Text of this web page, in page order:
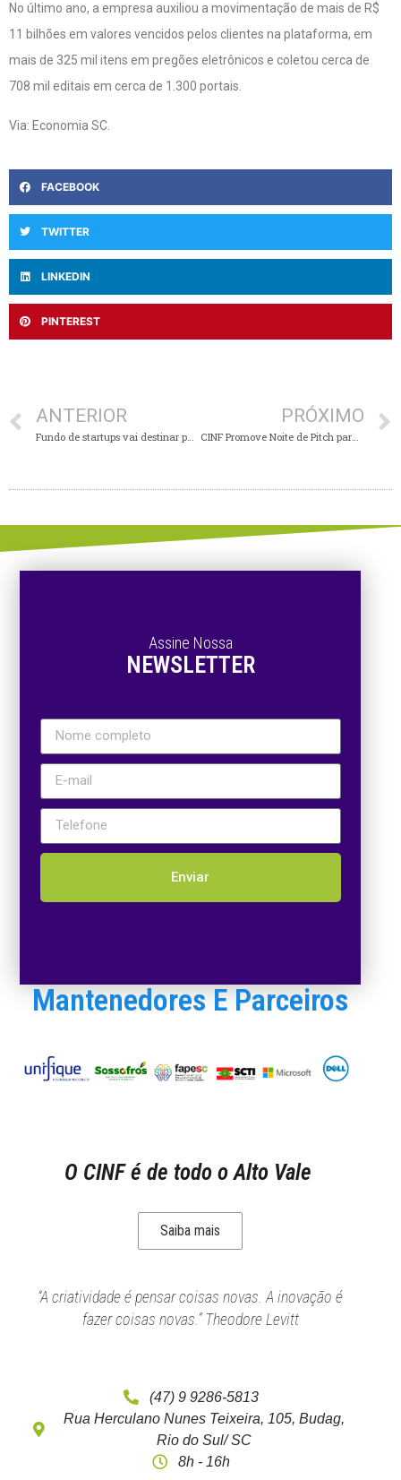
No último ano, a empresa auxiliou a movimentação de mais de R$
11 bilhões em valores vencidos pelos clientes na plataforma, em
mais de 325 mil itens em pregões eletrônicos e coletou cerca de
708 mil editais em cerca de 1.300 portais.
Via: Economia SC.
FACEBOOK
TWITTER
LINKEDIN
PINTEREST
ANTERIOR
Fundo de startups vai destinar parte de seus R$ 100 milhões para empresas comandadas por mulheres
PRÓXIMO
CINF Promove Noite de Pitch para todo o Alto Vale
Assine Nossa
NEWSLETTER
Enviar
Mantenedores E Parceiros
O CINF é de todo o Alto Vale
Saiba mais
“A criatividade é pensar coisas novas. A inovação é
fazer coisas novas.” Theodore Levitt
(47) 9 9286-5813
Rua Herculano Nunes Teixeira, 105, Budag,
Rio do Sul/ SC
8h - 16h